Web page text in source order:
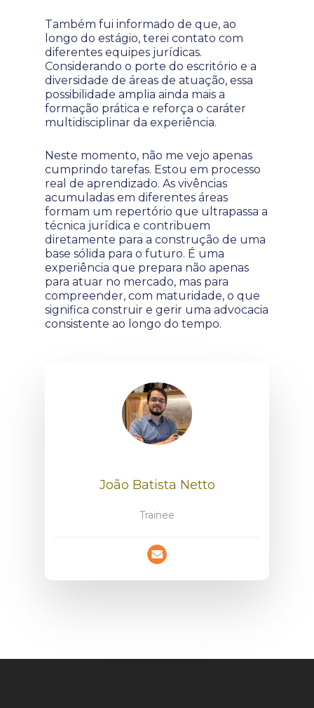
Também fui informado de que, ao
longo do estágio, terei contato com
diferentes equipes jurídicas.
Considerando o porte do escritório e a
diversidade de áreas de atuação, essa
possibilidade amplia ainda mais a
formação prática e reforça o caráter
multidisciplinar da experiência.
Neste momento, não me vejo apenas
cumprindo tarefas. Estou em processo
real de aprendizado. As vivências
acumuladas em diferentes áreas
formam um repertório que ultrapassa a
técnica jurídica e contribuem
diretamente para a construção de uma
base sólida para o futuro. É uma
experiência que prepara não apenas
para atuar no mercado, mas para
compreender, com maturidade, o que
significa construir e gerir uma advocacia
consistente ao longo do tempo.
João Batista Netto
Trainee